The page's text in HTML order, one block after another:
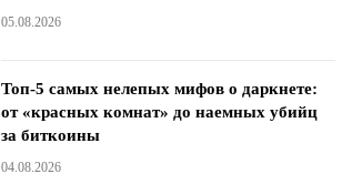
05.08.2026
Топ-5 самых нелепых мифов о даркнете:
от «красных комнат» до наемных убийц
за биткоины
04.08.2026